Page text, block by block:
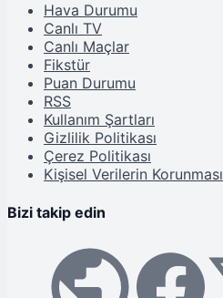
Hava Durumu
Canlı TV
Canlı Maçlar
Fikstür
Puan Durumu
RSS
Kullanım Şartları
Gizlilik Politikası
Çerez Politikası
Kişisel Verilerin Korunması
Bizi takip edin